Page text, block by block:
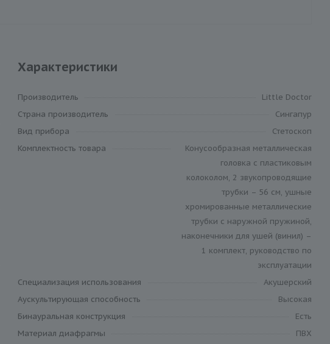
Характеристики
Производитель
Little Doctor
Cтрана производитель
Сингапур
Вид прибора
Стетоскоп
Комплектность товара
Конусообразная металлическая
головка с пластиковым
колоколом, 2 звукопроводящие
трубки – 56 см, ушные
хромированные металлические
трубки с наружной пружиной,
наконечники для ушей (винил) –
1 комплект, руководство по
эксплуатации
Специализация использования
Акушерский
Аускультирующая способность
Высокая
Бинауральная конструкция
Есть
Материал диафрагмы
ПВХ